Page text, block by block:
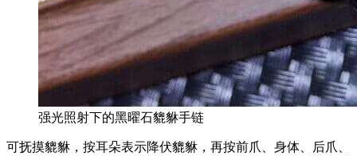
强光照射下的黑曜石貔貅手链
可抚摸貔貅，按耳朵表示降伏貔貅，再按前爪、身体、后爪、